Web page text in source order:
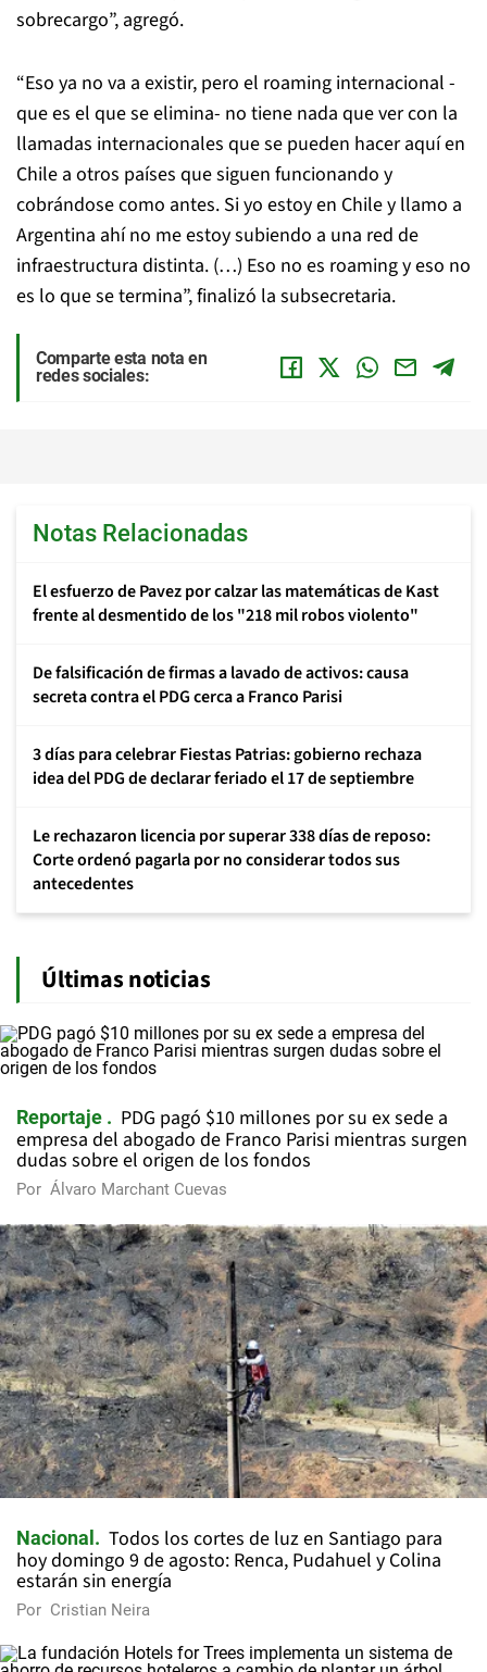
sobrecargo”, agregó.
“Eso ya no va a existir, pero el roaming internacional -
que es el que se elimina- no tiene nada que ver con la
llamadas internacionales que se pueden hacer aquí en
Chile a otros países que siguen funcionando y
cobrándose como antes. Si yo estoy en Chile y llamo a
Argentina ahí no me estoy subiendo a una red de
infraestructura distinta. (…) Eso no es roaming y eso no
es lo que se termina”, finalizó la subsecretaria.
Comparte esta nota en
redes sociales:
Notas Relacionadas
El esfuerzo de Pavez por calzar las matemáticas de Kast
frente al desmentido de los "218 mil robos violento"
De falsificación de firmas a lavado de activos: causa
secreta contra el PDG cerca a Franco Parisi
3 días para celebrar Fiestas Patrias: gobierno rechaza
idea del PDG de declarar feriado el 17 de septiembre
Le rechazaron licencia por superar 338 días de reposo:
Corte ordenó pagarla por no considerar todos sus
antecedentes
Últimas noticias
Reportaje
PDG pagó $10 millones por su ex sede a
empresa del abogado de Franco Parisi mientras surgen
dudas sobre el origen de los fondos
Por Álvaro Marchant Cuevas
Nacional
Todos los cortes de luz en Santiago para
hoy domingo 9 de agosto: Renca, Pudahuel y Colina
estarán sin energía
Por Cristian Neira